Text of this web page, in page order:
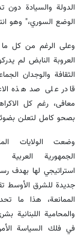
الدولة والسيادة
الوضع السوري،" وهو
وعلى الرغم من كل
العروبة النابض لم
الثقافة والوجدان
قادر على صد هذه
معافى، رغم كل
بصحو كامل لتعلن
وضعت الولايات
الجمهورية
استراتيجي لها بهدف
جديدة للشرق الأوسط
الممانعة، هذا ما
والمحامية
في فلك السياسة